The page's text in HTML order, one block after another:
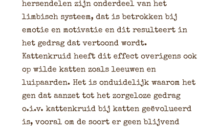
hersendelen zijn onderdeel van het
limbisch systeem, dat is betrokken bij
emotie en motivatie en dit resulteert in
het gedrag dat vertoond wordt.
Kattenkruid heeft dit effect overigens ook
op wilde katten zoals leeuwen en
luipaarden. Het is onduidelijk waarom het
gen dat aanzet tot het zorgeloze gedrag
o.i.v. kattenkruid bij katten geëvolueerd
is, vooral om de soort er geen blijvend